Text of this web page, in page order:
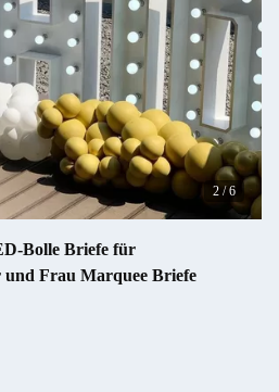
2 /6
Bolle Briefe für
Frau Marquee Briefe